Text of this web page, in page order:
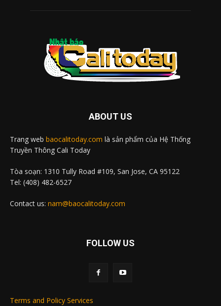
ABOUT US
Trang web baocalitoday.com là sản phẩm của Hệ Thống
Truyền Thông Cali Today
Tòa soạn: 1310 Tully Road #109, San Jose, CA 95122
Tel: (408) 482-6527
Contact us: nam@baocalitoday.com
FOLLOW US
Terms and Policy Services